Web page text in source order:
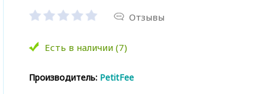
Отзывы
Есть в наличии (7)
Производитель: PetitFee